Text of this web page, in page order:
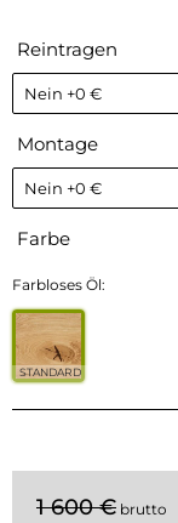
Reintragen
Montage
Farbe
Farbloses Öl:
STANDARD
1 600 € brutto